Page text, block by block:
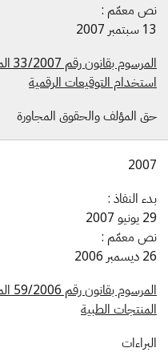
معمّم :
التوقيعات الرقمية
المؤلف والحقوق المجاورة
النفاذ :
معمّم :
الطبية